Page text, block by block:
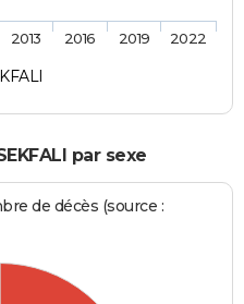
2013 2016 2019 2022
par sexe
de décès (source :